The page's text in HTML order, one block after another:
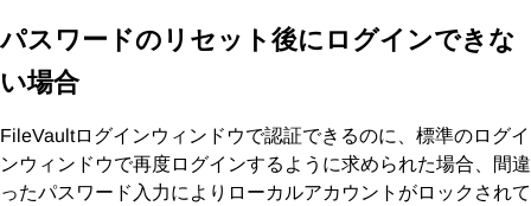
パスワードのリセット後にログインできな
い場合
FileVaultログインウィンドウで認証できるのに、標準のログイ
ンウィンドウで再度ログインするように求められた場合、間違
ったパスワード入力によりローカルアカウントがロックされて